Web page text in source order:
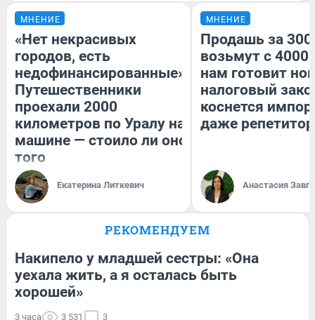
МНЕНИЕ
«Нет некрасивых
городов, есть
недофинансированные».
Путешественники
проехали 2000
километров по Уралу на
машине — стоило ли оно
того
Екатерина Литкевич
МНЕНИЕ
Продашь за
возьмут с
нам готовит
налоговый
коснется
даже
Анастасия
РЕКОМЕНДУЕМ
Накипело у младшей сестры: «Она
уехала жить, а я осталась быть
хорошей»
3 часа 3 531 3